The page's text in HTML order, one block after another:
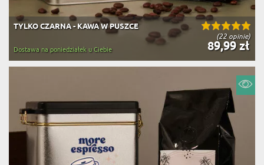
(22 opinie)
TYLKO CZARNA - KAWA W PUSZCE
89,99 zł
Dostawa na poniedziałek u Ciebie